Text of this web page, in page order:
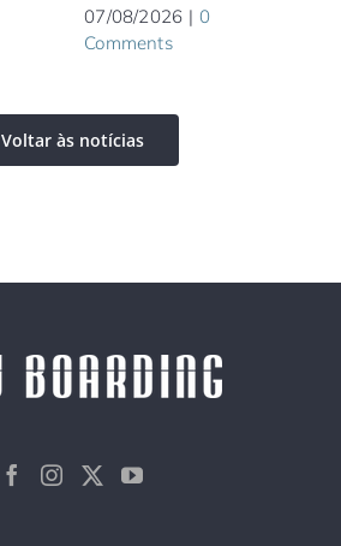
07/08/2026 | 0
Comments
Voltar às notícias